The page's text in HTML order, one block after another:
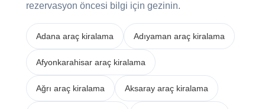
rezervasyon öncesi bilgi için gezinin.
Adana araç kiralama Adıyaman araç kiralama
Afyonkarahisar araç kiralama
Ağrı araç kiralama Aksaray araç kiralama